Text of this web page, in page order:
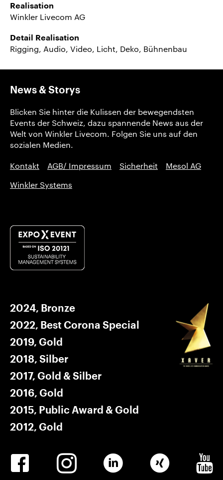
Realisation
Winkler Livecom AG
Detail Realisation
Rigging, Audio, Video, Licht, Deko, Bühnenbau
News & Storys
Blicken Sie hinter die Kulissen der bewegendsten
Events der Schweiz, dazu spannende News aus der
Welt von Winkler Livecom. Folgen Sie uns auf den
sozialen Medien.
Kontakt AGB/ Impressum Sicherheit
Mesol AG
Winkler Systems
2024, Bronze
2022, Best Corona Special
2019, Gold
2018, Silber
2017, Gold & Silber
2016, Gold
2015, Public Award & Gold
2012, Gold